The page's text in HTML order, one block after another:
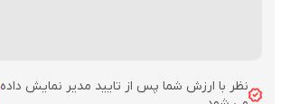
نظر با ارزش شما پس از تایید مدیر نمایش داده